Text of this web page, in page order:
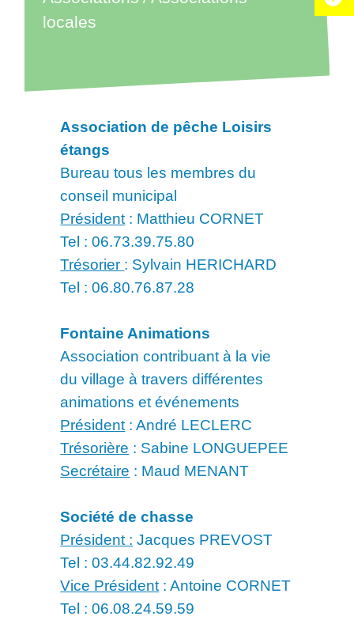
locales
Association de pêche Loisirs
étangs
Bureau tous les membres du
conseil municipal
Président : Matthieu CORNET
Tel : 06.73.39.75.80
Trésorier : Sylvain HERICHARD
Tel : 06.80.76.87.28
Fontaine Animations
Association contribuant à la vie
du village à travers différentes
animations et événements
Président : André LECLERC
Trésorière : Sabine LONGUEPEE
Secrétaire : Maud MENANT
Société de chasse
Président : Jacques PREVOST
Tel : 03.44.82.92.49
Vice Président : Antoine CORNET
Tel : 06.08.24.59.59